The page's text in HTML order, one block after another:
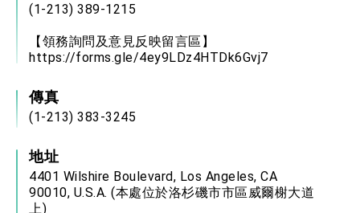
事處」，進一步深化台美交流合作
(1-213) 389-1215
【領務詢問及意見反映留言區】
https://forms.gle/4ey9LDz4HTDk6Gvj7
傳真
(1-213) 383-3245
地址
4401 Wilshire Boulevard, Los Angeles, CA
90010, U.S.A. (本處位於洛杉磯市市區威爾榭大道
上)